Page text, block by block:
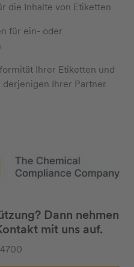
die Inhalte von Etiketten
für ein- oder
Ihrer Etiketten und
Ihrer Partner
Dann nehmen
mit uns auf.